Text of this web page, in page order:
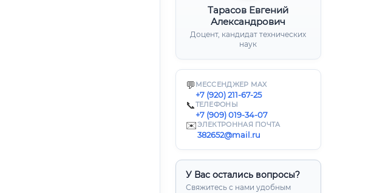
Тарасов Евгений
Александрович
Доцент, кандидат технических
наук
💬 МЕССЕНДЖЕР MAX
+7 (920) 211-67-25
📞ТЕЛЕФОНЫ
+7 (909) 019-34-07
✉️ЭЛЕКТРОННАЯ ПОЧТА
382652@mail.ru
У Вас остались вопросы?
Свяжитесь с нами удобным